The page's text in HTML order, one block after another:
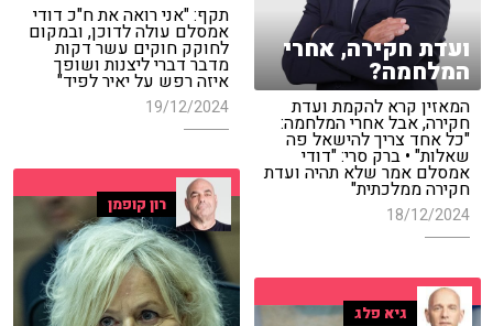
תקף: "אני רואה את ח"כ דודי
אמסלם עולה לדוכן, ובמקום
לחוקק חוקים עשר דקות
מדבר דברי ליצנות ושופך
איזה רפש על יאיר לפיד"
19/12/2024
ועדת חקירה, אחרי
המלחמה?
המאזין קרא להקמת ועדת
חקירה, אבל אחרי המלחמה:
"כל אחד צריך להישאל פה
שאלות" • ברק סרי: "דודי
אמסלם אמר שלא תהיה ועדת
חקירה ממלכתית"
18/12/2024 רון קופמן
גיא פלג